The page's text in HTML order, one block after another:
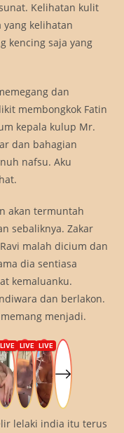
Kelihatan kulit
yang kelihatan
kencing saja yang
dan
membongkok Fatin
kepala kulup Mr.
dan bahagian
nafsu. Aku
akan termuntah
sebaliknya. Zakar
malah dicium dan
dia sentiasa
kemaluanku.
dan berlakon.
menjadi.
lelaki india itu terus